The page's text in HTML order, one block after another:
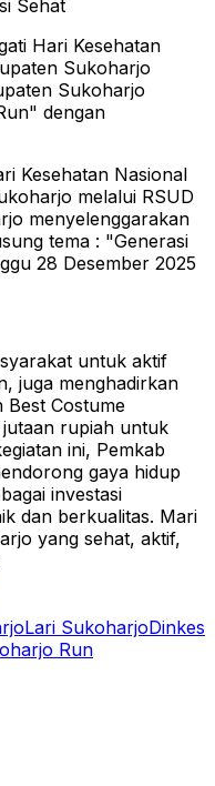
Hari Kesehatan
Sukoharjo
Sukoharjo
dengan
Kesehatan Nasional
melalui RSUD
menyelenggarakan
tema : "Generasi
28 Desember 2025
untuk aktif
juga menghadirkan
Best Costume
rupiah untuk
ini, Pemkab
gaya hidup
investasi
dan berkualitas. Mari
yang sehat, aktif,
Lari SukoharjoDinkes
Run